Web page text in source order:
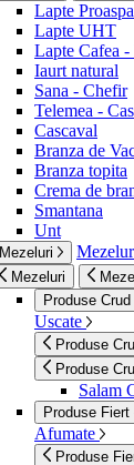
Lapte
Lapte UHT
Lapte Cafea -
Iaurt natural
Sana - Chefir
Telemea - Cas
Cascaval
Branza de
Branza topita
Crema de
Smantana
Unt
Mezeluri
Mezeluri
Produse
Uscate
Produse
Produse
Salam
Produse
Afumate
Produse